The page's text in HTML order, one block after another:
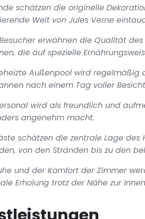
schätzen die originelle
Welt von Jules Verne
erwähnen die Qualität
die auf spezielle
Außenpool wird regelmäßig
nach einem Tag voller
wird als freundlich und
angenehm macht.
schätzen die zentrale Lage des
von den Stränden bis zu den
und der Komfort der Zimmer
Erholung trotz der Nähe zur